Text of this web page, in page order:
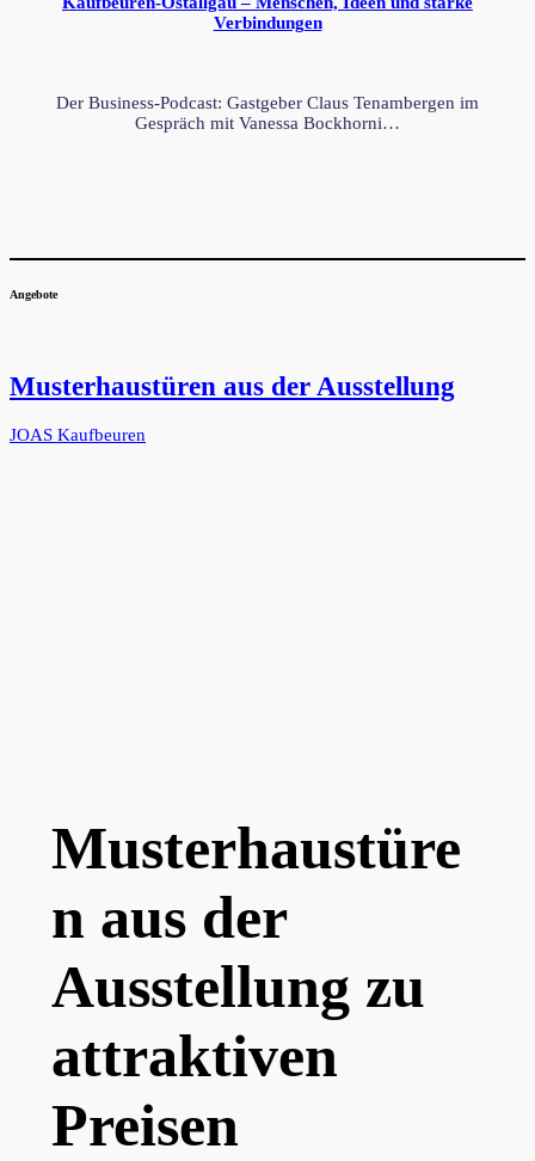
Verbindungen
Der Business-Podcast: Gastgeber Claus Tenambergen im
Gespräch mit Vanessa Bockhorni…
Angebote
Musterhaustüren aus der Ausstellung
JOAS Kaufbeuren
Musterhaustüre
n aus der
Ausstellung zu
attraktiven
Preisen